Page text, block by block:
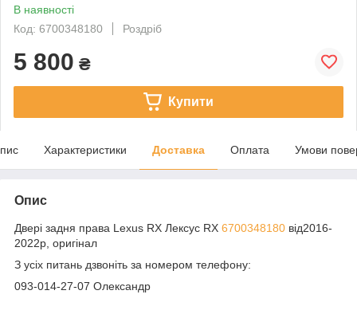
В наявності
Код: 6700348180
Роздріб
5 800 ₴
Купити
Характеристики Доставка Оплата Умови
Опис
Двері задня права Lexus RX Лексус RX 6700348180 від2016-
2022р, оригінал
З усіх питань дзвоніть за номером телефону:
093-014-27-07 Олександр